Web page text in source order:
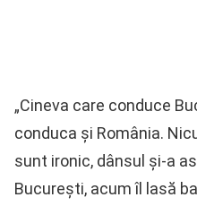
„Cineva care conduce
conduca şi România.
sunt ironic, dânsul şi-a
Bucureşti, acum îl lasă